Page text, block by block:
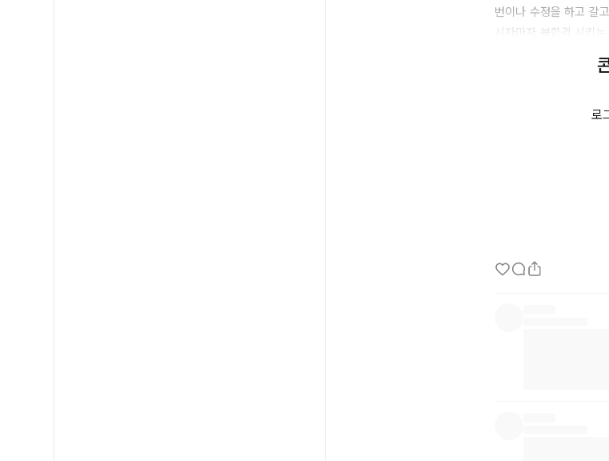
번이나 수정을 하고 갈
시자마자 불합격 시키
간절한 구직자의 입장
자마자 바로 탈락처리
꼼꼼하게 이력서를 확
이상이
원티드의 서류 허들이
로